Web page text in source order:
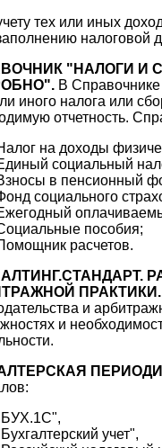
тех или иных
налоговой
"НАЛОГИ И
В
иного налога или
отчетность.
на доходы
социальный
в пенсионный
социального
пособия;
расчетов.
и
и
учет",